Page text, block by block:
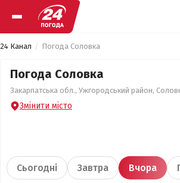
24 Канал Погода Соловка
Погода Соловка
Закарпатська обл., Ужгородський район,
Змінити місто
Сьогодні Завтра Вчора